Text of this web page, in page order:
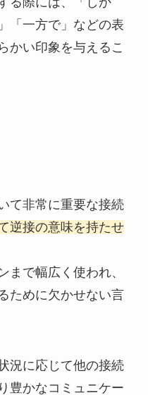
「一方で」などの表
かい印象を与えるこ
て非常に重要な接続
逆接の意味を持たせ
まで幅広く使われ、
ために欠かせない言
況に応じて他の接続
豊かなコミュニケー